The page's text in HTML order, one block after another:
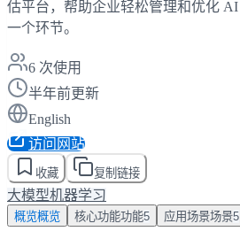
估平台，帮助企业轻松管理和优化
一个环节。
6 次使用
半年前更新
English
访问网站
收藏 复制链接
大模型机器学习
概览概览 核心功能功能5 应用场景场景5